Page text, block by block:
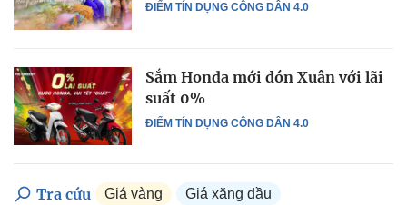
ĐIỂM TÍN DỤNG CÔNG DÂN 4.0
ĐIỂM TÍN DỤNG CÔNG DÂN 4.0
Sắm Honda mới đón Xuân với lãi
suất 0%
Tra cứu Giá vàng Giá xăng dầu